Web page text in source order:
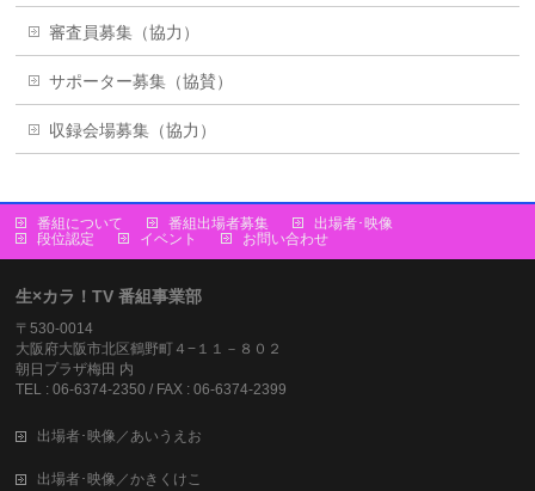
審査員募集（協力）
サポーター募集（協賛）
収録会場募集（協力）
番組について 番組出場者募集
出場者･映像
段位認定
イベント お問い合わせ
生×カラ！TV 番組事業部
〒530-0014
大阪府大阪市北区鶴野町４−１１－８０２
朝日プラザ梅田 内
TEL : 06-6374-2350 / FAX : 06-6374-2399
出場者･映像／あいうえお
出場者･映像／かきくけこ